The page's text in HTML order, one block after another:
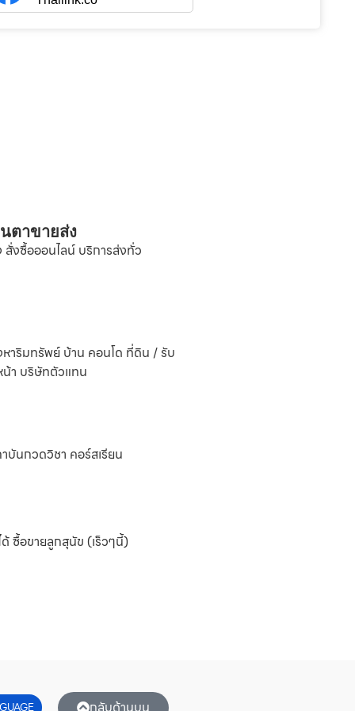
ตาขายส่ง
งซื้อออนไลน์ บริการส่งทั่ว
หาริมทรัพย์ บ้าน คอนโด ที่ดิน / รับ
น้า บริษัทตัวแทน
บันกวดวิชา คอร์สเรียน
ซื้อขายลูกสุนัข (เร็วๆนี้)